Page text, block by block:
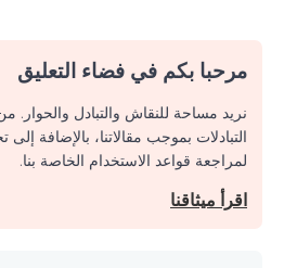
مرحبا بكم في فضاء التعليق
نريد مساحة للنقاش والتبادل
التبادلات بموجب مقالاتنا، بالإضافة
لمراجعة قواعد الاستخدام الخاصة بنا.
اقرأ ميثاقنا